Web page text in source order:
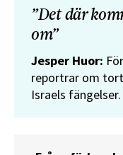
”Det där
om”
Jesper Huor:
reportrar om
Israels fängelser.